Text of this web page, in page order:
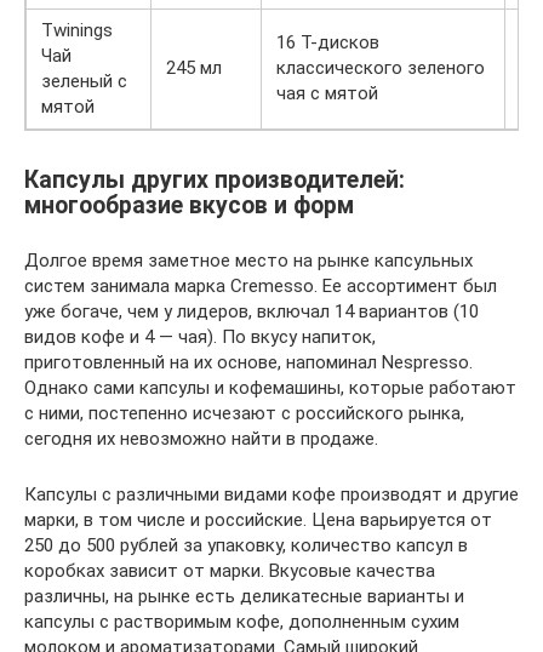
Twinings
Чай
зеленый с
мятой
245 мл
16 Т-дисков
классического зеленого
чая с мятой
Капсулы других производителей:
многообразие вкусов и форм
Долгое время заметное место на рынке капсульных
систем занимала марка Cremesso. Ее ассортимент был
уже богаче, чем у лидеров, включал 14 вариантов (10
видов кофе и 4 — чая). По вкусу напиток,
приготовленный на их основе, напоминал Nespresso.
Однако сами капсулы и кофемашины, которые работают
с ними, постепенно исчезают с российского рынка,
сегодня их невозможно найти в продаже.
Капсулы с различными видами кофе производят и другие
марки, в том числе и российские. Цена варьируется от
250 до 500 рублей за упаковку, количество капсул в
коробках зависит от марки. Вкусовые качества
различны, на рынке есть деликатесные варианты и
капсулы с растворимым кофе, дополненным сухим
молоком и ароматизаторами. Самый широкий